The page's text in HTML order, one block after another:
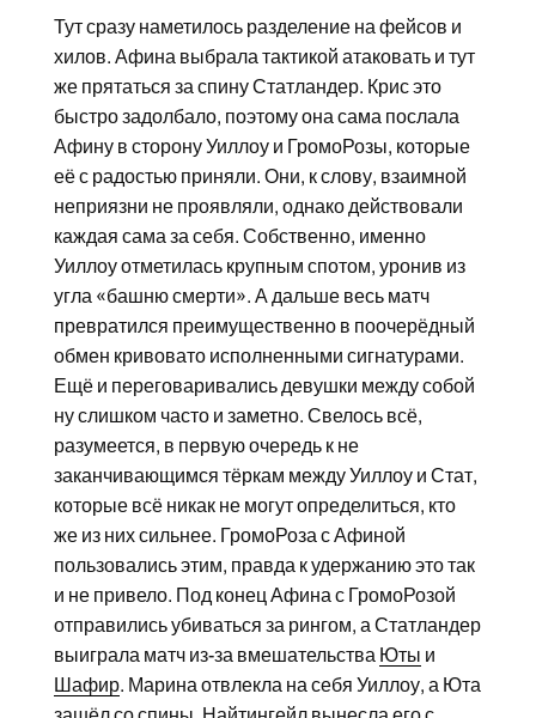
Тут сразу наметилось разделение на фейсов и
хилов. Афина выбрала тактикой атаковать и тут
же прятаться за спину Статландер. Крис это
быстро задолбало, поэтому она сама послала
Афину в сторону Уиллоу и ГромоРозы, которые
её с радостью приняли. Они, к слову, взаимной
неприязни не проявляли, однако действовали
каждая сама за себя. Собственно, именно
Уиллоу отметилась крупным спотом, уронив из
угла «башню смерти». А дальше весь матч
превратился преимущественно в поочерёдный
обмен кривовато исполненными сигнатурами.
Ещё и переговаривались девушки между собой
ну слишком часто и заметно. Свелось всё,
разумеется, в первую очередь к не
заканчивающимся тёркам между Уиллоу и Стат,
которые всё никак не могут определиться, кто
же из них сильнее. ГромоРоза с Афиной
пользовались этим, правда к удержанию это так
и не привело. Под конец Афина с ГромоРозой
отправились убиваться за рингом, а Статландер
выиграла матч из-за вмешательства Юты и
Шафир. Марина отвлекла на себя Уиллоу, а Юта